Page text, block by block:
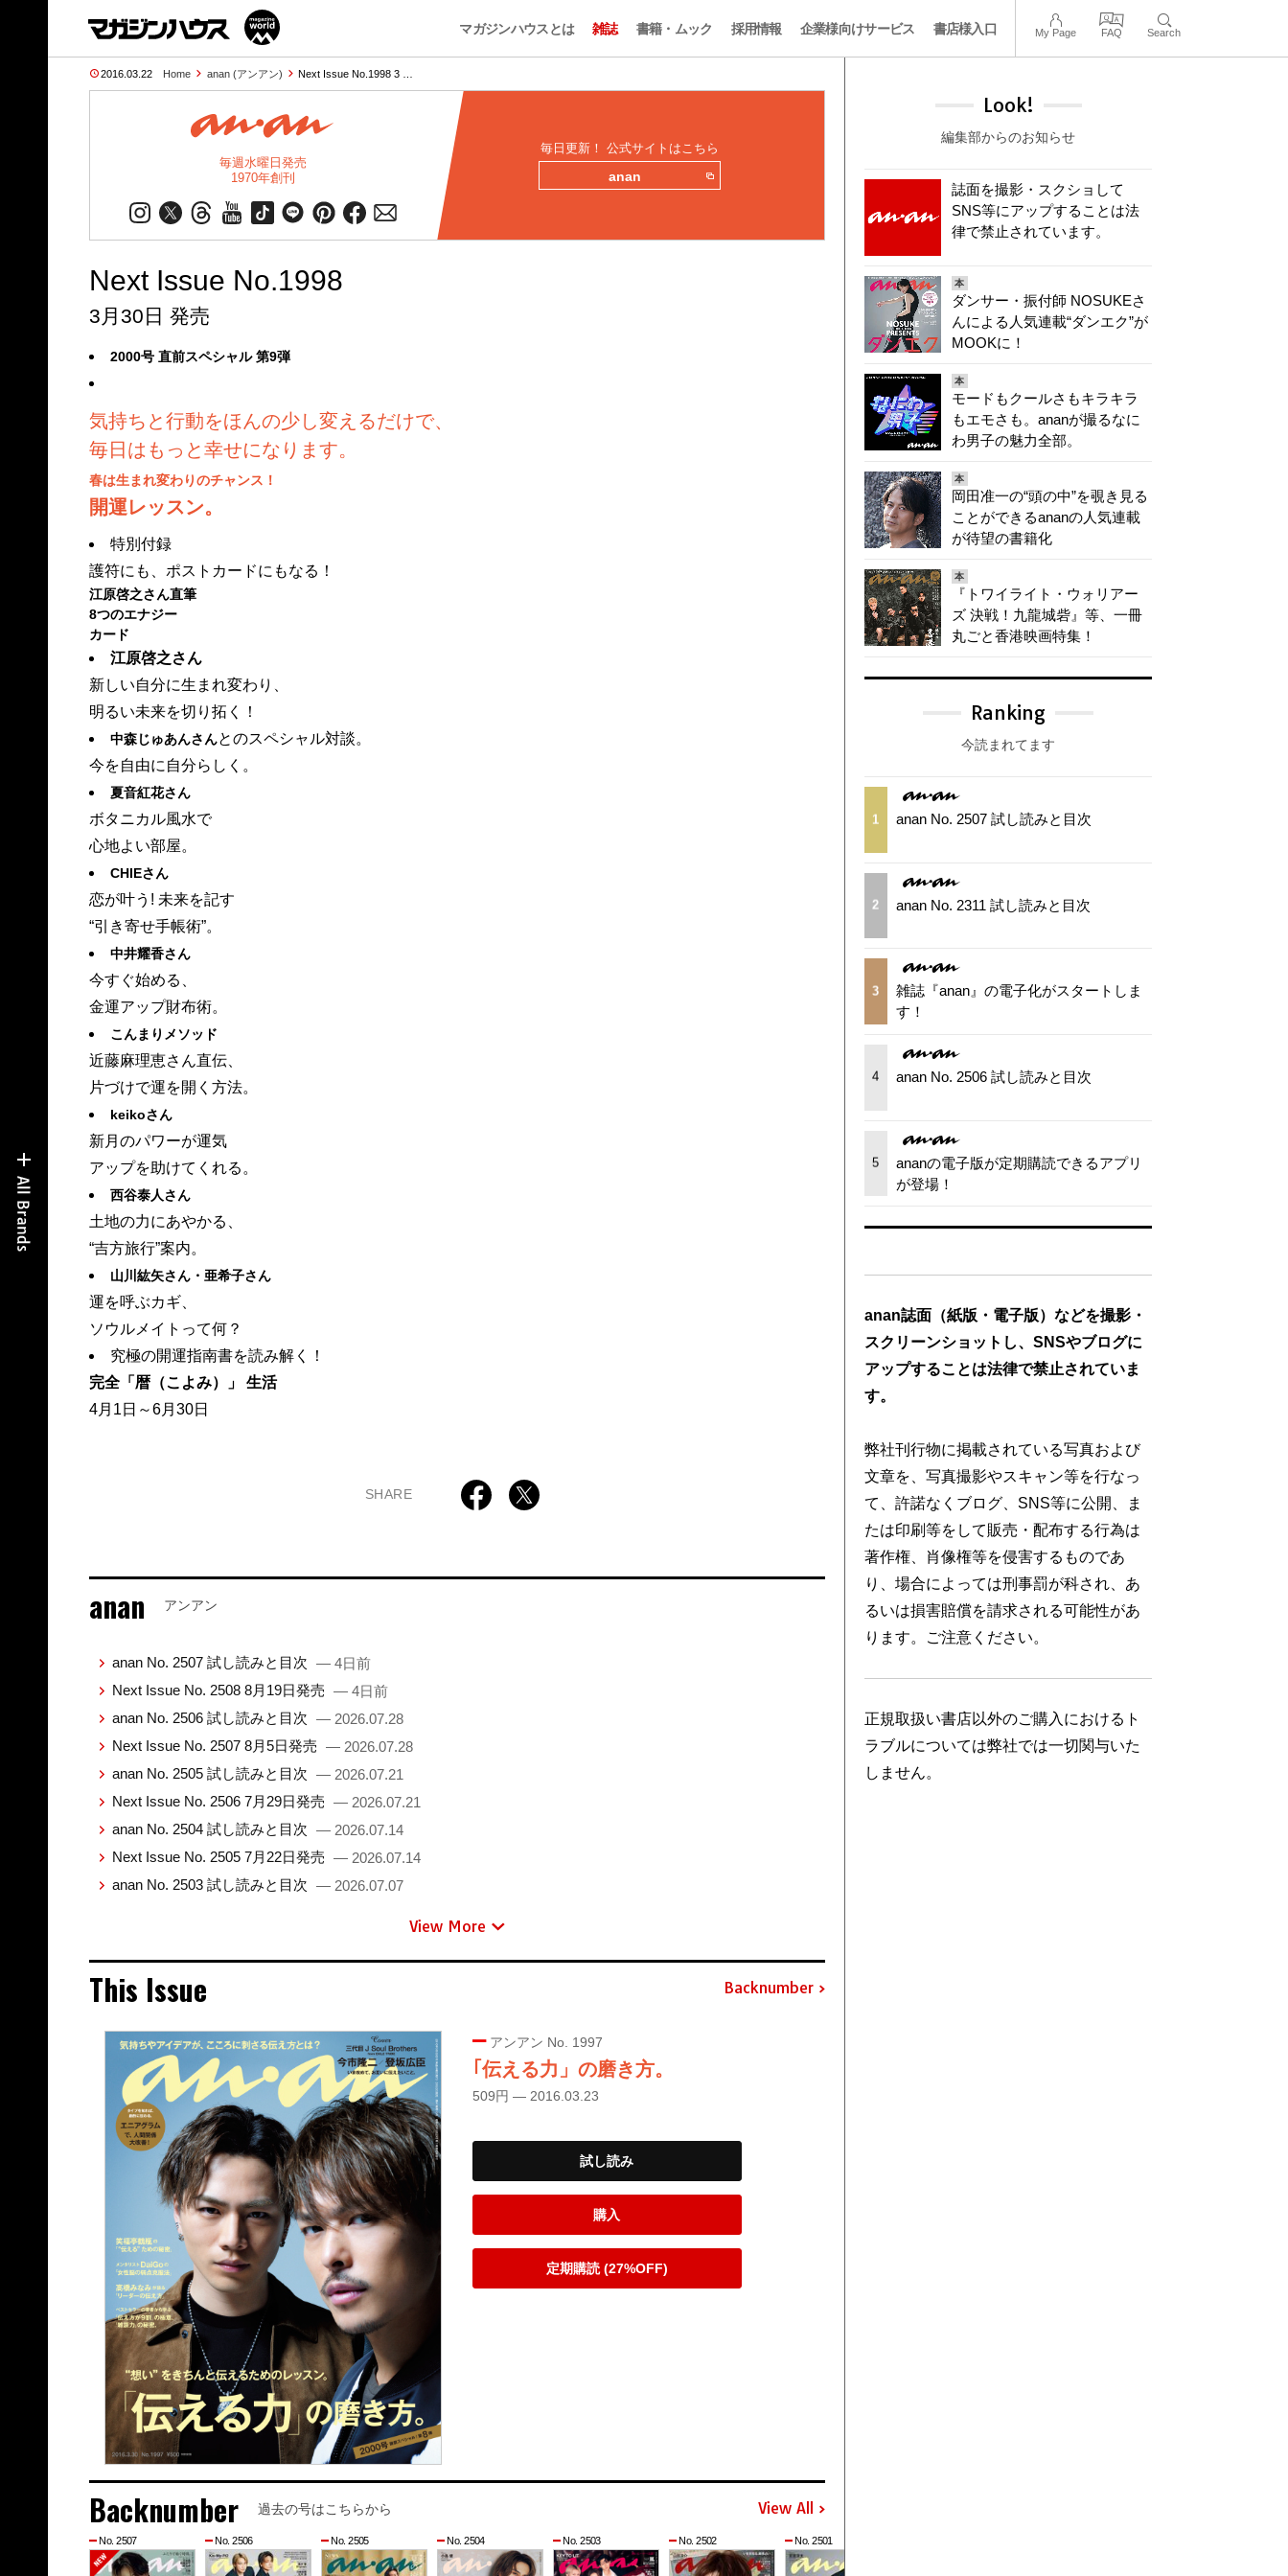
マガジンハウスとは 雑誌 書籍・ムック 採用情報 企業様向けサービス 書店様入口 My Page FAQ Search
2016.03.22 Home anan (アンアン) Next Issue No.1998 3 …
毎週水曜日発売
1970年創刊
毎日更新！ 公式サイトはこちら
anan
Next Issue No.1998
3月30日 発売
2000号 直前スペシャル 第9弾
気持ちと行動をほんの少し変えるだけで、
毎日はもっと幸せになります。
春は生まれ変わりのチャンス！
開運レッスン。
特別付録
護符にも、ポストカードにもなる！
江原啓之さん直筆
8つのエナジー
カード
江原啓之さん
新しい自分に生まれ変わり、
明るい未来を切り拓く！
中森じゅあんさんとのスペシャル対談。
今を自由に自分らしく。
夏音紅花さん
ボタニカル風水で
心地よい部屋。
CHIEさん
恋が叶う! 未来を記す
“引き寄せ手帳術”。
中井耀香さん
今すぐ始める、
金運アップ財布術。
こんまりメソッド
近藤麻理恵さん直伝、
片づけで運を開く方法。
keikoさん
新月のパワーが運気
アップを助けてくれる。
西谷泰人さん
土地の力にあやかる、
“吉方旅行”案内。
山川紘矢さん・亜希子さん
運を呼ぶカギ、
ソウルメイトって何？
究極の開運指南書を読み解く！
完全「暦（こよみ）」 生活
4月1日～6月30日
SHARE
anan アンアン
anan No. 2507 試し読みと目次 — 4日前
Next Issue No. 2508 8月19日発売 — 4日前
anan No. 2506 試し読みと目次 — 2026.07.28
Next Issue No. 2507 8月5日発売 — 2026.07.28
anan No. 2505 試し読みと目次 — 2026.07.21
Next Issue No. 2506 7月29日発売 — 2026.07.21
anan No. 2504 試し読みと目次 — 2026.07.14
Next Issue No. 2505 7月22日発売 — 2026.07.14
anan No. 2503 試し読みと目次 — 2026.07.07
View More
This Issue Backnumber
アンアン No. 1997
｢伝える力」の磨き方。
509円 — 2016.03.23
試し読み
購入
定期購読 (27%OFF)
Backnumber 過去の号はこちらから View All
No. 2507 No. 2506 No. 2505 No. 2504 No. 2503 No. 2502 No. 2501
Look!
編集部からのお知らせ
誌面を撮影・スクショして
SNS等にアップすることは法
律で禁止されています。
本
ダンサー・振付師 NOSUKEさ
んによる人気連載“ダンエク”が
MOOKに！
本
モードもクールさもキラキラ
もエモさも。ananが撮るなに
わ男子の魅力全部。
本
岡田准一の“頭の中”を覗き見る
ことができるananの人気連載
が待望の書籍化
本
『トワイライト・ウォリアー
ズ 決戦！九龍城砦』等、一冊
丸ごと香港映画特集！
Ranking
今読まれてます
1 anan No. 2507 試し読みと目次
2 anan No. 2311 試し読みと目次
3
雑誌『anan』の電子化がスタートしま
す！
4 anan No. 2506 試し読みと目次
5
ananの電子版が定期購読できるアプリ
が登場！
anan誌面（紙版・電子版）などを撮影・
スクリーンショットし、SNSやブログに
アップすることは法律で禁止されていま
す。
弊社刊行物に掲載されている写真および
文章を、写真撮影やスキャン等を行なっ
て、許諾なくブログ、SNS等に公開、ま
たは印刷等をして販売・配布する行為は
著作権、肖像権等を侵害するものであ
り、場合によっては刑事罰が科され、あ
るいは損害賠償を請求される可能性があ
ります。ご注意ください。
正規取扱い書店以外のご購入におけるト
ラブルについては弊社では一切関与いた
しません。